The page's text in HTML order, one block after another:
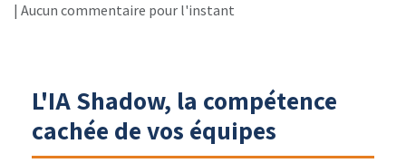
| Aucun commentaire pour l'instant
L'IA Shadow, la compétence
cachée de vos équipes